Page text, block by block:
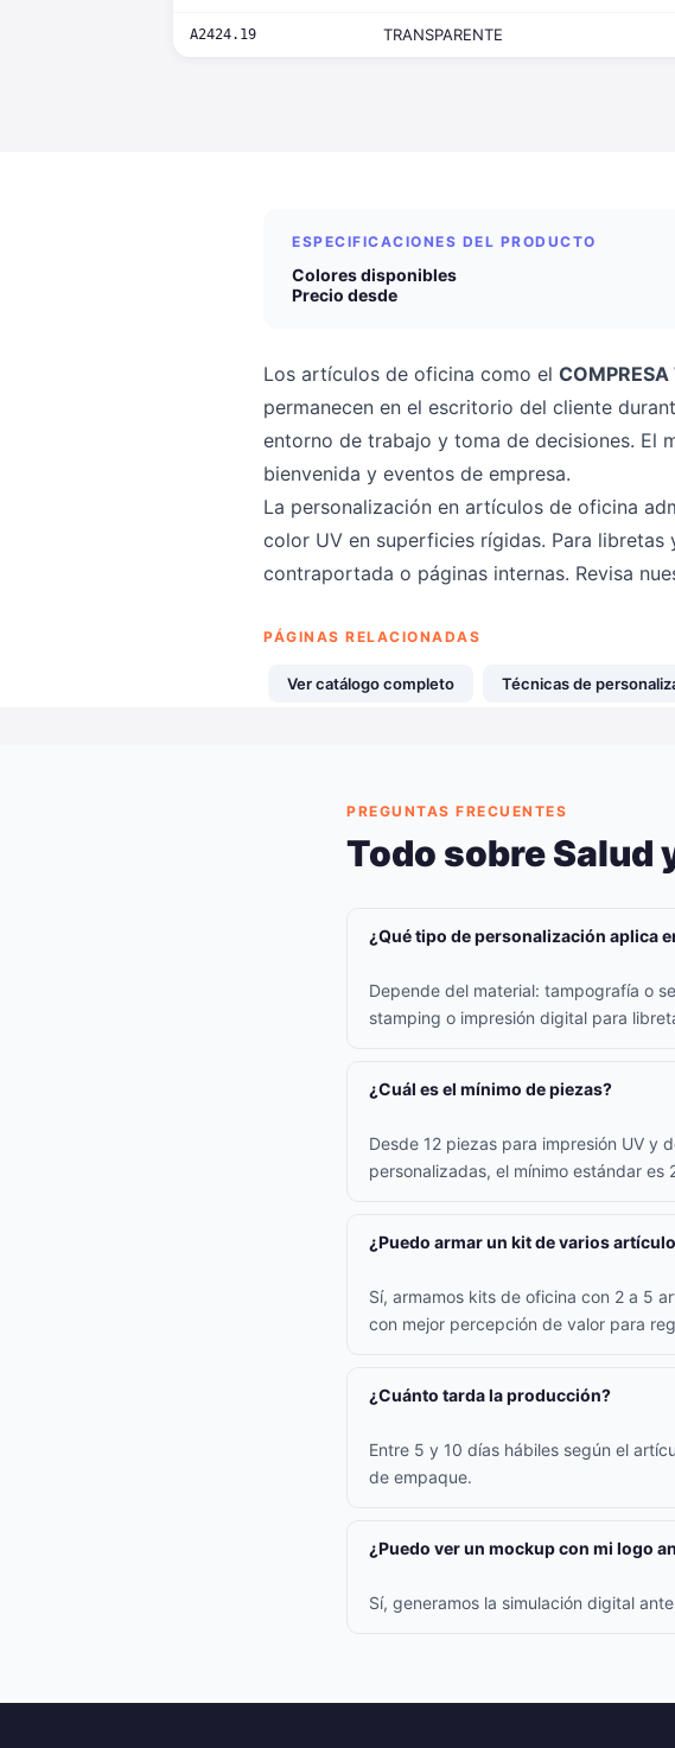
A2424.19 TRANSPARENTE
ESPECIFICACIONES DEL PRODUCTO
Colores disponibles
Precio desde
Los artículos de oficina como el
permanecen en el escritorio del cliente
entorno de trabajo y toma de decisiones. El
bienvenida y eventos de empresa.
La personalización en artículos de oficina
color UV en superficies rígidas. Para
contraportada o páginas internas. Revisa
PÁGINAS RELACIONADAS
Ver catálogo completo Técnicas de
PREGUNTAS FRECUENTES
Todo sobre Salud
¿Qué tipo de personalización aplica
Depende del material: tampografía o
stamping o impresión digital para
¿Cuál es el mínimo de piezas?
Desde 12 piezas para impresión UV y
personalizadas, el mínimo estándar es
¿Puedo armar un kit de varios
Sí, armamos kits de oficina con 2 a 5
con mejor percepción de valor para
¿Cuánto tarda la producción?
Entre 5 y 10 días hábiles según el
de empaque.
¿Puedo ver un mockup con mi logo
Sí, generamos la simulación digital